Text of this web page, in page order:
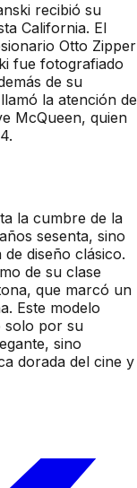
recibió su
California. El
Otto Zipper
fue fotografiado
de su
la atención de
McQueen, quien
la cumbre de la
sesenta, sino
diseño clásico.
de su clase
que marcó un
Este modelo
solo por su
sino
dorada del cine y